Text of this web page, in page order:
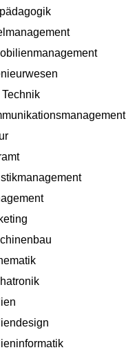
Technik